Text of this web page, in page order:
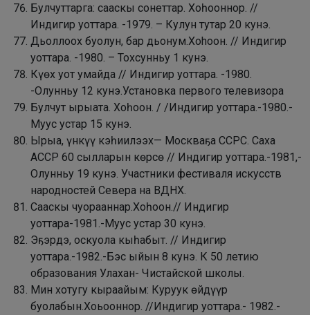
Булчуттарга: сааскы сонеттар. Хоһооннор. //
Индигир уоттара. -1979. – Кулун тутар 20 кунэ.
Дьоллоох буолун, бар дьонум.Xohooн. // Индигир
уоттара. -1980. – Тохсунньу 1 кунэ.
Күөх уот умайда // Индигир уоттара. -1980.
-Олунньу 12 кунэ.Установка первого телевизора
Булчут ырыата. Хоһоон. / /Индигир уоттара.-1980.-
Муус устар 15 кунэ.
Ырыа, үнкүү кэһиилээх— Москваҕа ССРС. Саха
АССР 60 сылларын көрсө // Индигир уоттара.-1981,-
Олунньу 19 кунэ. Участники фестиваля искусств
народностей Севера на ВДНХ.
Сааскы чуорааннар.Хоһоон.// Индигир
уоттара-1981.-Муус устар 30 кунэ.
Эҕэрдэ, оскуола кыһабыт. // Индигир
уоттара.-1982.-Бэс ыйын 8 кунэ. К 50 летию
образования Улахан- Чистайской школы.
Мин хотугу кыраайым: Куруук өйдүүр
буолабын.Хоьооннор. //Индигир уоттара.- 1982.-